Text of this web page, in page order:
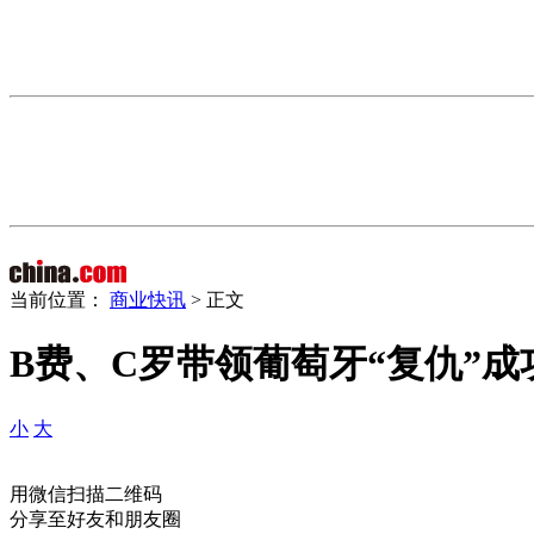
当前位置： 商业快讯 > 正文
B费、C罗带领葡萄牙“复仇”
小 大
用微信扫描二维码
分享至好友和朋友圈